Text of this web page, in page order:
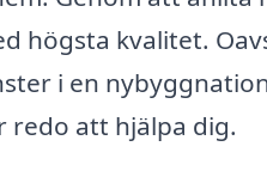
högsta kvalitet.
i en
redo att hjälpa dig.